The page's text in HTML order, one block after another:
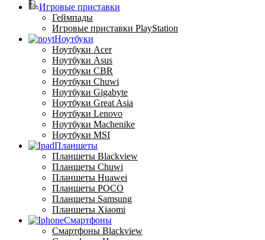
Игровые приставки
Геймпады
Игровые приставки PlayStation
Ноутбуки
Ноутбуки Acer
Ноутбуки Asus
Ноутбуки CBR
Ноутбуки Chuwi
Ноутбуки Gigabyte
Ноутбуки Great Asia
Ноутбуки Lenovo
Ноутбуки Machenike
Ноутбуки MSI
Планшеты
Планшеты Blackview
Планшеты Chuwi
Планшеты Huawei
Планшеты POCO
Планшеты Samsung
Планшеты Xiaomi
Смартфоны
Смартфоны Blackview